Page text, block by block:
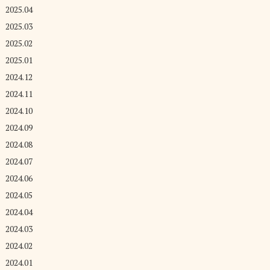
2025.04
2025.03
2025.02
2025.01
2024.12
2024.11
2024.10
2024.09
2024.08
2024.07
2024.06
2024.05
2024.04
2024.03
2024.02
2024.01